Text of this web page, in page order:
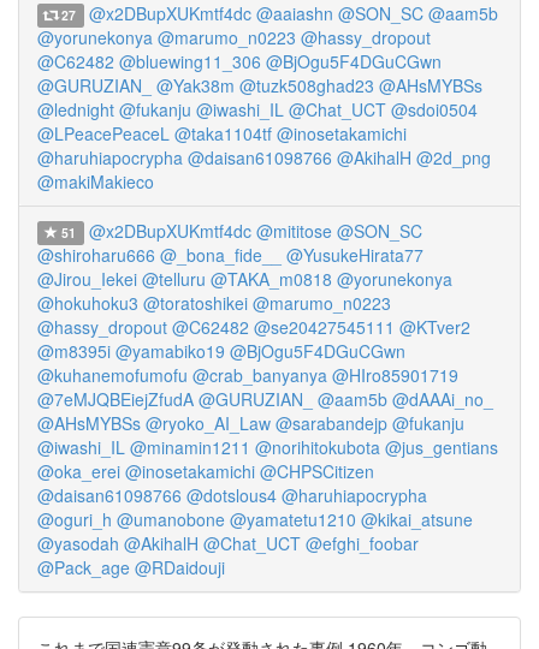
27 @x2DBupXUKmtf4dc @aaiashn @SON_SC @aam5b
@yorunekonya @marumo_n0223 @hassy_dropout
@C62482 @bluewing11_306 @BjOgu5F4DGuCGwn
@GURUZIAN_
@Yak38m @tuzk508ghad23 @AHsMYBSs
@lednight @fukanju @iwashi_IL @Chat_UCT @sdoi0504
@LPeacePeaceL @taka1104tf @inosetakamichi
@haruhiapocrypha @daisan61098766 @AkihalH @2d_png
@makiMakieco
51 @x2DBupXUKmtf4dc @mititose @SON_SC
@shiroharu666 @_bona_fide__
@YusukeHirata77
@Jirou_Iekei @telluru @TAKA_m0818 @yorunekonya
@hokuhoku3 @toratoshikei @marumo_n0223
@hassy_dropout @C62482 @se20427545111 @KTver2
@m8395i @yamabiko19 @BjOgu5F4DGuCGwn
@kuhanemofumofu @crab_banyanya @HIro85901719
@7eMJQBEiejZfudA @GURUZIAN_ @aam5b @dAAAi_no_
@AHsMYBSs @ryoko_AI_Law @sarabandejp @fukanju
@iwashi_IL @minamin1211 @norihitokubota @jus_gentians
@oka_erei @inosetakamichi @CHPSCitizen
@daisan61098766 @dotslous4 @haruhiapocrypha
@oguri_h @umanobone @yamatetu1210 @kikai_atsune
@yasodah @AkihalH @Chat_UCT @efghi_foobar
@Pack_age @RDaidouji